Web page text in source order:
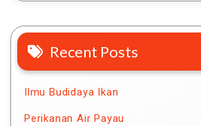
Recent Posts
Ilmu Budidaya Ikan
Perikanan Air Payau